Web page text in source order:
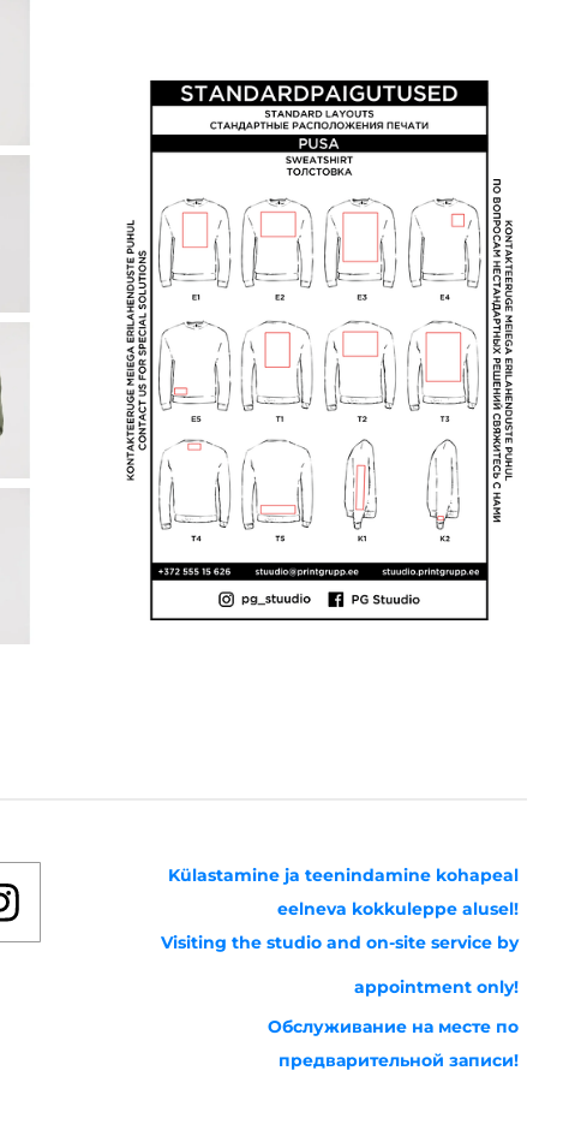
Külastamine ja teenindamine kohapeal
eelneva kokkuleppe alusel!
Visiting the studio and on-site service by
appointment only!
Обслуживание на месте по
предварительной записи!